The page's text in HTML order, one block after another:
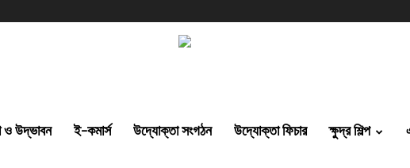
ও উদ্ভাবন ই-কমার্স উদ্যোক্তা সংগঠন উদ্যোক্তা ফিচার ক্ষুদ্র শিল্প